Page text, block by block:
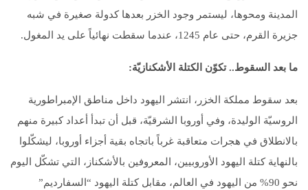
المدينة ومحوها، ليستمر وجود الخزر بعدها كدولة صغيرة في شبه
جزيرة القرم، حتى عام 1245، عندما سقطت نهائياً على يد المغول.
ما بعد السقوط.. تكوّن الكتلة الأشكنازيّة:
بعد سقوط مملكة الخزر، انتشر اليهود داخل مناطق الإمبراطورية
الروسيّة الوليدة، وفي أوروبا الشرقيّة، قبل أن تبدأ أعداد كبيرة منهم
بالانطلاق في هجرات متعاقبة غرباً باتجاه بقية أجزاء أوروبا، ليشكّلوا
بالنهاية كتلة اليهود الأوروبيين، المعروفين بالأشكناز، التي تشكّل اليوم
نحو 90% من اليهود في العالم، مقابل كتلة اليهود “السفارديم”